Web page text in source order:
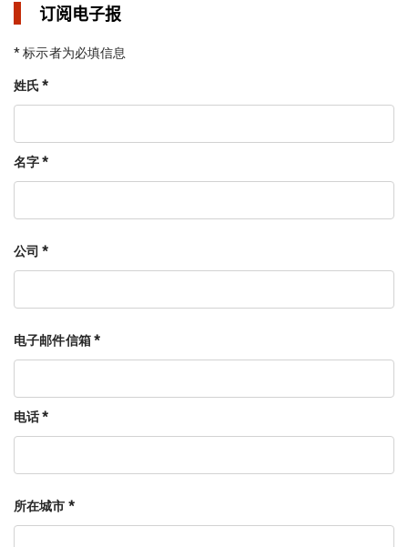
订阅电子报
* 标示者为必填信息
姓氏 *
名字 *
公司 *
电子邮件信箱 *
电话 *
所在城市 *